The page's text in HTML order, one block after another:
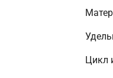
Цикл